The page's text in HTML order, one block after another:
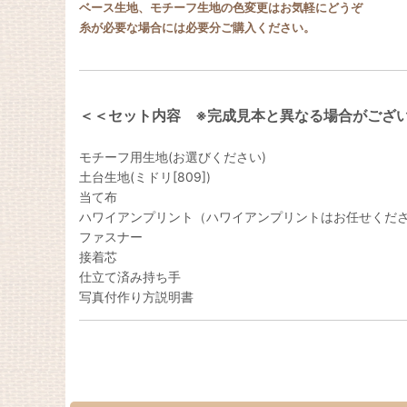
ベース生地、モチーフ生地の色変更はお気軽にどうぞ
糸が必要な場合には必要分ご購入ください。
＜＜セット内容 ※完成見本と異なる場合がござ
モチーフ用生地(お選びください)
土台生地(ミドリ[809])
当て布
ハワイアンプリント（ハワイアンプリントはお任せくださ
ファスナー
接着芯
仕立て済み持ち手
写真付作り方説明書